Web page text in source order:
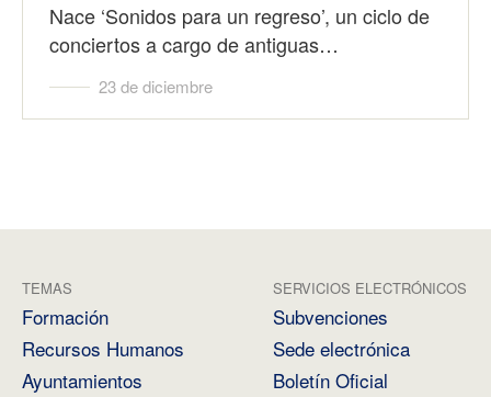
Nace ‘Sonidos para un regreso’, un ciclo de
conciertos a cargo de antiguas…
23 de diciembre
TEMAS
Formación
Recursos Humanos
Ayuntamientos
SERVICIOS ELECTRÓNICOS
Subvenciones
Sede electrónica
Boletín Oficial